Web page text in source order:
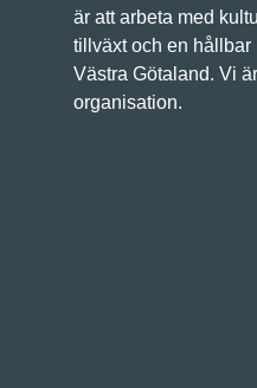
är att arbeta med
tillväxt och en hållbar
Västra Götaland. Vi
organisation.